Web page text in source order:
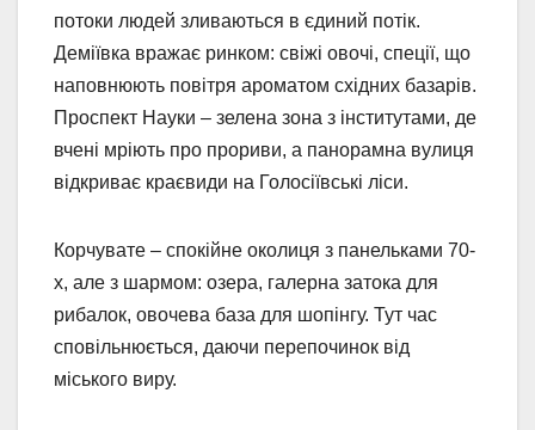
потоки людей зливаються в єдиний потік.
Деміївка вражає ринком: свіжі овочі, спеції, що
наповнюють повітря ароматом східних базарів.
Проспект Науки – зелена зона з інститутами, де
вчені мріють про прориви, а панорамна вулиця
відкриває краєвиди на Голосіївські ліси.
Корчувате – спокійне околиця з панельками 70-
х, але з шармом: озера, галерна затока для
рибалок, овочева база для шопінгу. Тут час
сповільнюється, даючи перепочинок від
міського виру.